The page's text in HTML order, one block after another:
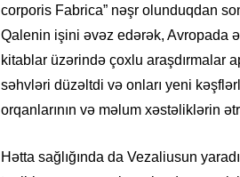
corporis Fabrica” nəşr olunduqdan
Qalenin işini əvəz edərək, Avropada
kitablar üzərində çoxlu araşdırmalar
səhvləri düzəltdi və onları yeni
orqanlarının və məlum xəstəliklərin
Hətta sağlığında da Vezaliusun